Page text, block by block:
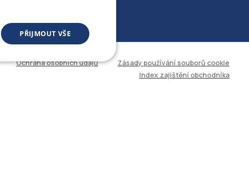
Ochrana osobních údajů
Zásady používání souborů cookie
Index zajištění obchodníka
PŘIJMOUT VŠE
Cílení souborů